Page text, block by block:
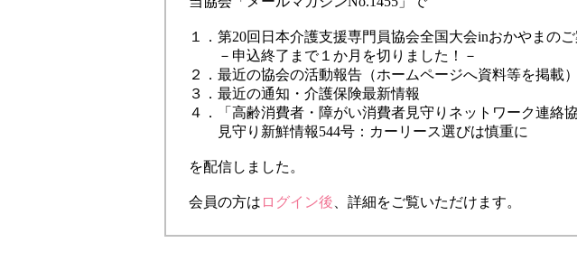
１．第20回日本介護支援専門員協会全国大会inおかやまの
－申込終了まで１か月を切りました！－
２．最近の協会の活動報告（ホームページへ資料等を掲載）
３．最近の通知・介護保険最新情報
４．「高齢消費者・障がい消費者見守りネットワーク連絡協
見守り新鮮情報544号：カーリース選びは慎重に
を配信しました。
会員の方は ログイン後 、詳細をご覧いただけます。